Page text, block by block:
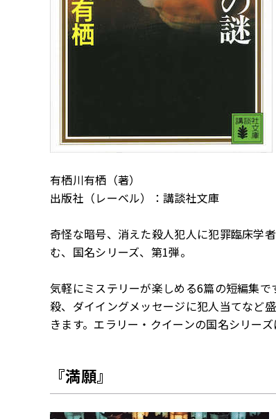
有栖川有栖（著）
出版社（レーベル）：講談社文庫
奇怪な暗号、消えた殺人犯人に犯罪臨床学
む、国名シリーズ、第1弾。
気軽にミステリーが楽しめる6篇の短編集
殺、ダイイングメッセージに犯人当てなど
きます。エラリー・クイーンの国名シリー
『満願』